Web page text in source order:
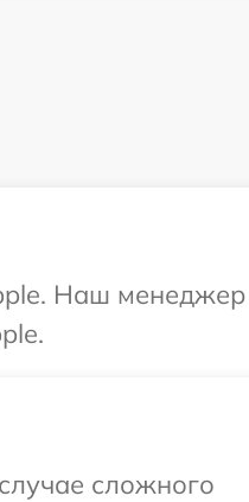
Наш менеджер
сложного